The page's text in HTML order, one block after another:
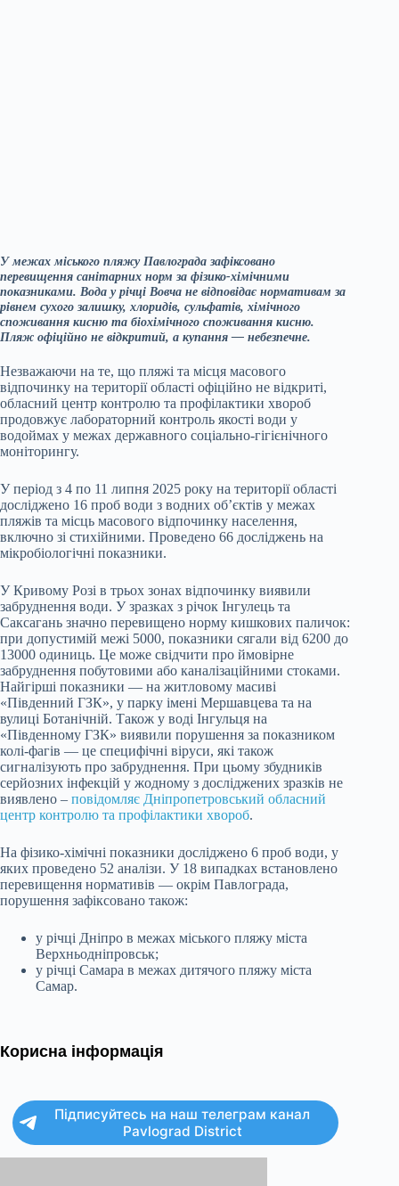
У межах міського пляжу Павлограда зафіксовано
перевищення санітарних норм за фізико-хімічними
показниками. Вода у річці Вовча не відповідає нормативам за
рівнем сухого залишку, хлоридів, сульфатів, хімічного
споживання кисню та біохімічного споживання кисню.
Пляж офіційно не відкритий, а купання — небезпечне.
Незважаючи на те, що пляжі та місця масового
відпочинку на території області офіційно не відкриті,
обласний центр контролю та профілактики хвороб
продовжує лабораторний контроль якості води у
водоймах у межах державного соціально-гігієнічного
моніторингу.
У період з 4 по 11 липня 2025 року на території області
досліджено 16 проб води з водних об’єктів у межах
пляжів та місць масового відпочинку населення,
включно зі стихійними. Проведено 66 досліджень на
мікробіологічні показники.
У Кривому Розі в трьох зонах відпочинку виявили
забруднення води. У зразках з річок Інгулець та
Саксагань значно перевищено норму кишкових паличок:
при допустимій межі 5000, показники сягали від 6200 до
13000 одиниць. Це може свідчити про ймовірне
забруднення побутовими або каналізаційними стоками.
Найгірші показники — на житловому масиві
«Південний ГЗК», у парку імені Мершавцева та на
вулиці Ботанічній. Також у воді Інгульця на
«Південному ГЗК» виявили порушення за показником
колі-фагів — це специфічні віруси, які також
сигналізують про забруднення. При цьому збудників
серйозних інфекцій у жодному з досліджених зразків не
виявлено – повідомляє Дніпропетровський обласний
центр контролю та профілактики хвороб.
На фізико-хімічні показники досліджено 6 проб води, у
яких проведено 52 аналізи. У 18 випадках встановлено
перевищення нормативів — окрім Павлограда,
порушення зафіксовано також:
у річці Дніпро в межах міського пляжу міста
Верхньодніпровськ;
у річці Самара в межах дитячого пляжу міста
Самар.
Корисна інформація
Підписуйтесь на наш телеграм канал
Pavlograd District